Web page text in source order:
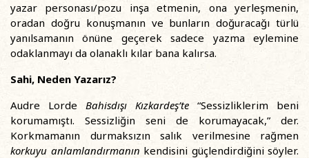
yazar personası/pozu inşa etmenin, ona yerleşmenin,
oradan doğru konuşmanın ve bunların doğuracağı türlü
yanılsamanın önüne geçerek sadece yazma eylemine
odaklanmayı da olanaklı kılar bana kalırsa.
Sahi, Neden Yazarız?
Audre Lorde Bahisdışı Kızkardeş’te “Sessizliklerim beni
korumamıştı. Sessizliğin seni de korumayacak,” der.
Korkmamanın durmaksızın salık verilmesine rağmen
korkuyu anlamlandırmanın kendisini güçlendirdiğini söyler.